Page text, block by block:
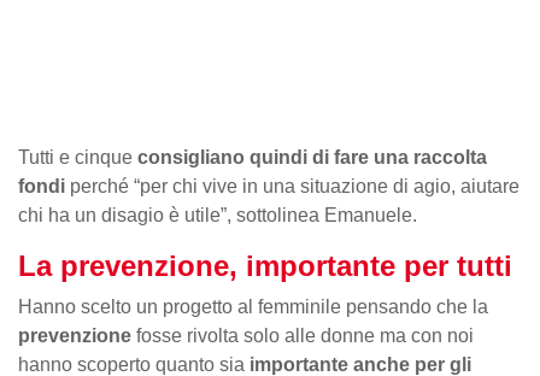
Tutti e cinque consigliano quindi di fare una raccolta
fondi perché “per chi vive in una situazione di agio, aiutare
chi ha un disagio è utile”, sottolinea Emanuele.
La prevenzione, importante per tutti
Hanno scelto un progetto al femminile pensando che la
prevenzione fosse rivolta solo alle donne ma con noi
hanno scoperto quanto sia importante anche per gli